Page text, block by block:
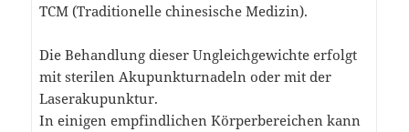
TCM (Traditionelle chinesische Medizin).
Die Behandlung dieser Ungleichgewichte erfolgt
mit sterilen Akupunkturnadeln oder mit der
Laserakupunktur.
In einigen empfindlichen Körperbereichen kann